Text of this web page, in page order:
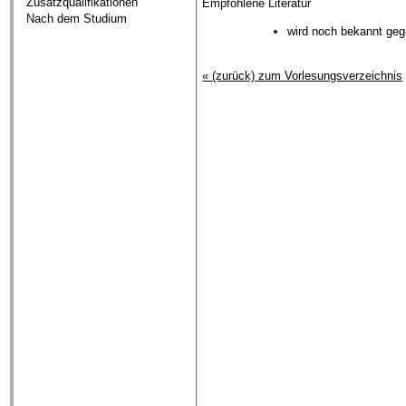
Nach dem Studium
Empfohlene Literatur
wird noch bekannt
« (zurück) zum Vorlesungsverzeichnis